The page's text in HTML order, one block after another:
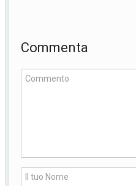
Commenta